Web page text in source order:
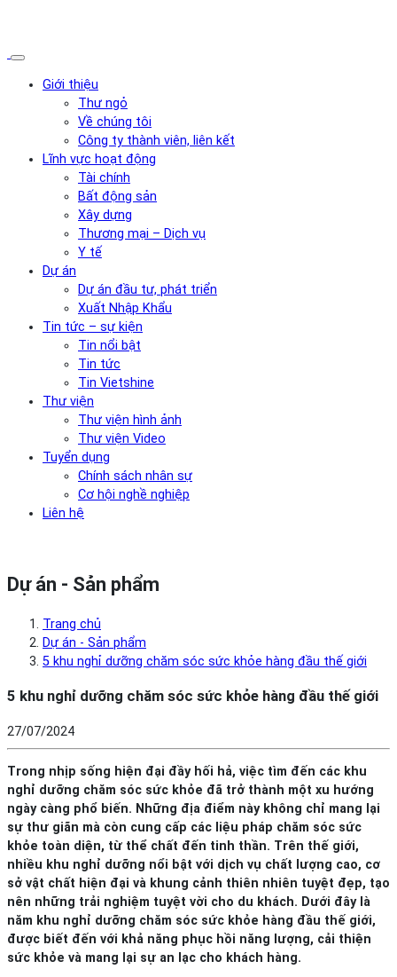
Giới thiệu
Thư ngỏ
Về chúng tôi
Công ty thành viên, liên kết
Lĩnh vực hoạt động
Tài chính
Bất động sản
Xây dựng
Thương mại – Dịch vụ
Y tế
Dự án
Dự án đầu tư, phát triển
Xuất Nhập Khẩu
Tin tức – sự kiện
Tin nổi bật
Tin tức
Tin Vietshine
Thư viện
Thư viện hình ảnh
Thư viện Video
Tuyển dụng
Chính sách nhân sự
Cơ hội nghề nghiệp
Liên hệ
Dự án - Sản phẩm
Trang chủ
Dự án - Sản phẩm
5 khu nghỉ dưỡng chăm sóc sức khỏe hàng đầu thế giới
5 khu nghỉ dưỡng chăm sóc sức khỏe hàng đầu thế giới
27/07/2024
Trong nhịp sống hiện đại đầy hối hả, việc tìm đến các khu
nghỉ dưỡng chăm sóc sức khỏe đã trở thành một xu hướng
ngày càng phổ biến. Những địa điểm này không chỉ mang lại
sự thư giãn mà còn cung cấp các liệu pháp chăm sóc sức
khỏe toàn diện, từ thể chất đến tinh thần. Trên thế giới,
nhiều khu nghỉ dưỡng nổi bật với dịch vụ chất lượng cao, cơ
sở vật chất hiện đại và khung cảnh thiên nhiên tuyệt đẹp, tạo
nên những trải nghiệm tuyệt vời cho du khách. Dưới đây là
năm khu nghỉ dưỡng chăm sóc sức khỏe hàng đầu thế giới,
được biết đến với khả năng phục hồi năng lượng, cải thiện
sức khỏe và mang lại sự an lạc cho khách hàng.